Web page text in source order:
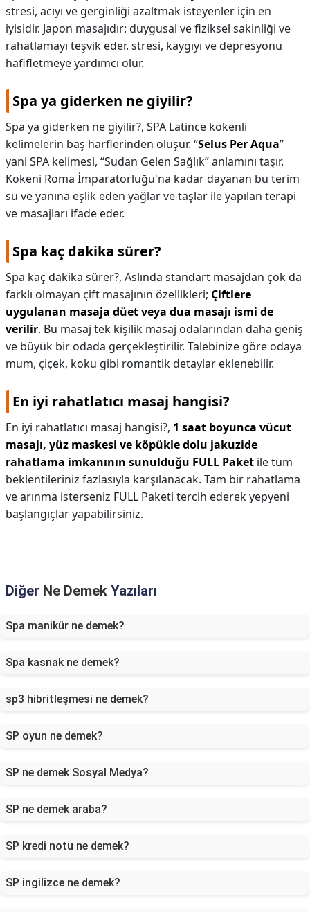
stresi, acıyı ve gerginliği azaltmak isteyenler için en
iyisidir. Japon masajıdır: duygusal ve fiziksel sakinliği ve
rahatlamayı teşvik eder. stresi, kaygıyı ve depresyonu
hafifletmeye yardımcı olur.
Spa ya giderken ne giyilir?
Spa ya giderken ne giyilir?, SPA Latince kökenli
kelimelerin baş harflerinden oluşur. “Selus Per Aqua”
yani SPA kelimesi, “Sudan Gelen Sağlık” anlamını taşır.
Kökeni Roma İmparatorluğu'na kadar dayanan bu terim
su ve yanına eşlik eden yağlar ve taşlar ile yapılan terapi
ve masajları ifade eder.
Spa kaç dakika sürer?
Spa kaç dakika sürer?, Aslında standart masajdan çok da
farklı olmayan çift masajının özellikleri; Çiftlere
uygulanan masaja düet veya dua masajı ismi de
verilir. Bu masaj tek kişilik masaj odalarından daha geniş
ve büyük bir odada gerçekleştirilir. Talebinize göre odaya
mum, çiçek, koku gibi romantik detaylar eklenebilir.
En iyi rahatlatıcı masaj hangisi?
En iyi rahatlatıcı masaj hangisi?, 1 saat boyunca vücut
masajı, yüz maskesi ve köpükle dolu jakuzide
rahatlama imkanının sunulduğu FULL Paket ile tüm
beklentileriniz fazlasıyla karşılanacak. Tam bir rahatlama
ve arınma isterseniz FULL Paketi tercih ederek yepyeni
başlangıçlar yapabilirsiniz.
Diğer Ne Demek Yazıları
Spa manikür ne demek?
Spa kasnak ne demek?
sp3 hibritleşmesi ne demek?
SP oyun ne demek?
SP ne demek Sosyal Medya?
SP ne demek araba?
SP kredi notu ne demek?
SP ingilizce ne demek?